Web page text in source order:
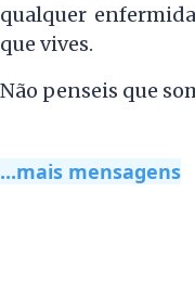
qualquer
que vives.
Não penseis que
...mais mensagens